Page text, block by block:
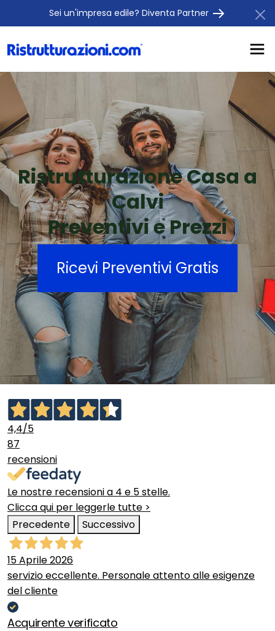
Sei un'impresa edile? Diventa Partner
Ristrutturazione Casa a
Calvi
Preventivi e Prezzi
Ricevi Preventivi Gratis
4,4/5
87
recensioni
Le nostre recensioni a 4 e 5 stelle.
Clicca qui per leggerle tutte >
Precedente
Successivo
15 Aprile 2026
servizio eccellente. Personale attento alle esigenze
del cliente
Acquirente verificato